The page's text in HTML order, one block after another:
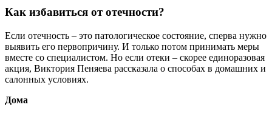
Как избавиться от отечности?
Если отечность – это патологическое состояние, сперва нужно
выявить его первопричину. И только потом принимать меры
вместе со специалистом. Но если отеки – скорее единоразовая
акция, Виктория Пеняева рассказала о способах в домашних и
салонных условиях.
Дома